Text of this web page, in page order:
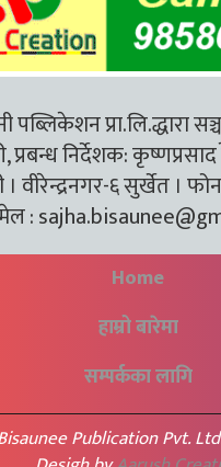
पब्लिकेशन प्रा.लि.द्धारा
प्रबन्ध निर्देशक:
। वीरेन्द्रनगर-६ सुर्खेत ।
:
Home
हाम्रो बारेमा
सम्पर्कका लागि
Publication Pvt.